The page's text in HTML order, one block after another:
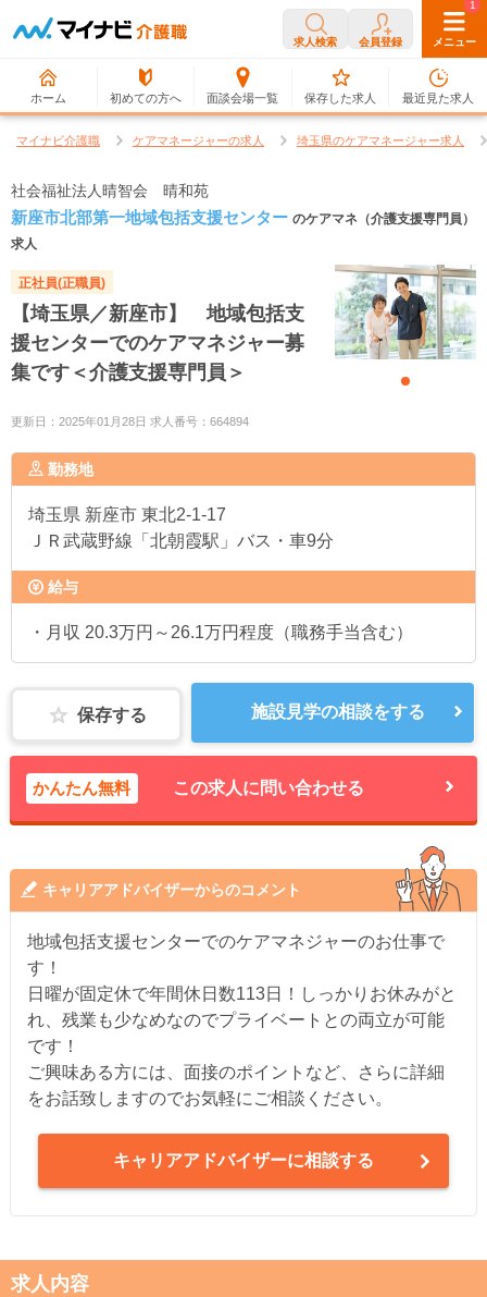
求人検索 会員登録 メニュー
ホーム 初めての方へ 面談会場一覧
0
保存した求人
1
最近見た求人
マイナビ介護職 ケアマネージャーの求人 埼玉県のケアマネージャー求人
社会福祉法人晴智会 晴和苑
新座市北部第一地域包括支援センター のケアマネ（介護支援専門員）
求人
正社員(正職員)
【埼玉県／新座市】 地域包括支
援センターでのケアマネジャー募
集です＜介護支援専門員＞
更新日：2025年01月28日 求人番号：664894
勤務地
埼玉県 新座市 東北2-1-17
ＪＲ武蔵野線「北朝霞駅」バス・車9分
給与
・月収 20.3万円～26.1万円程度（職務手当含む）
保存する 施設見学の相談をする
かんたん無料 この求人に問い合わせる
キャリアアドバイザーからのコメント
地域包括支援センターでのケアマネジャーのお仕事で
す！
日曜が固定休で年間休日数113日！しっかりお休みがと
れ、残業も少なめなのでプライベートとの両立が可能
です！
ご興味ある方には、面接のポイントなど、さらに詳細
をお話致しますのでお気軽にご相談ください。
キャリアアドバイザーに相談する
求人内容